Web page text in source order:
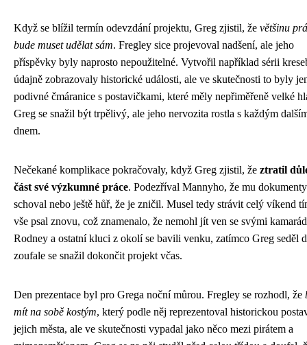
Když se blížil termín odevzdání projektu, Greg zjistil, že většinu
bude muset udělat sám. Fregley sice projevoval nadšení, ale jeho
příspěvky byly naprosto nepoužitelné. Vytvořil například sérii
údajně zobrazovaly historické události, ale ve skutečnosti to byly
podivné čmáranice s postavičkami, které měly nepřiměřeně velké
Greg se snažil být trpělivý, ale jeho nervozita rostla s každým
dnem.
Nečekané komplikace pokračovaly, když Greg zjistil, že ztratil
část své výzkumné práce. Podezříval Mannyho, že mu dokumenty
schoval nebo ještě hůř, že je zničil. Musel tedy strávit celý víkend
vše psal znovu, což znamenalo, že nemohl jít ven se svými
Rodney a ostatní kluci z okolí se bavili venku, zatímco Greg seděl
zoufale se snažil dokončit projekt včas.
Den prezentace byl pro Grega noční můrou. Fregley se rozhodl, že
mít na sobě kostým, který podle něj reprezentoval historickou
jejich města, ale ve skutečnosti vypadal jako něco mezi pirátem a